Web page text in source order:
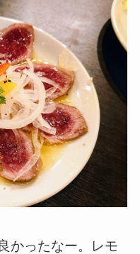
かったなー。レモ